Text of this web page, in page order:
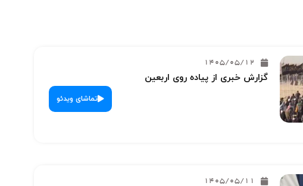
1405/05/12
گزارش خبری از پیاده روی اربعین
تماشای ویدئو
1405/05/11